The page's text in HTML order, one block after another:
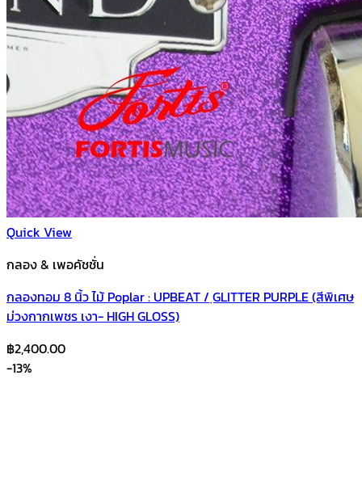
Quick View
กลอง & เพอคัชชั่น
กลองทอม 8 นิ้ว ไม้ Poplar : UPBEAT / ฺGLITTER PURPLE (สีพิเศษ
ม่วงกากเพชร เงา- HIGH GLOSS)
฿2,400.00
-13%